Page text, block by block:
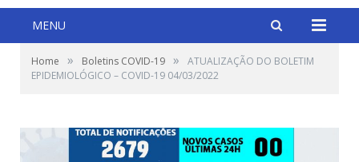
MENU
Home » Boletins COVID-19 »
ATUALIZAÇÃO DO BOLETIM
EPIDEMIOLÓGICO – COVID-19 04/03/2022